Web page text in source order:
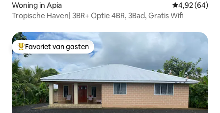
Woning in Apia Gemiddelde
4,92 (64)
Tropische Haven| 3BR+ Optie 4BR, 3Bad, Gratis Wifi
Topfavoriet van gasten
Favoriet van gasten